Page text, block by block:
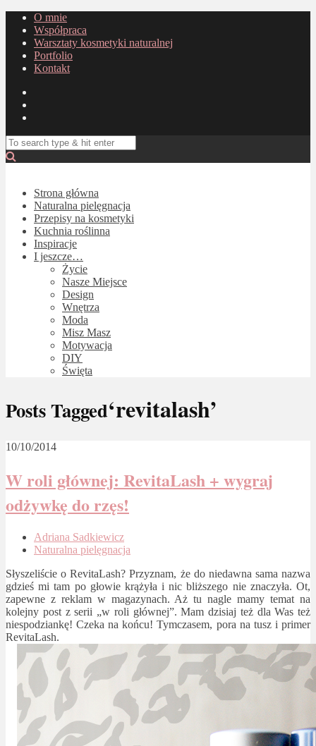
O mnie
Współpraca
Warsztaty kosmetyki naturalnej
Portfolio
Kontakt
Strona główna
Naturalna pielęgnacja
Przepisy na kosmetyki
Kuchnia roślinna
Inspiracje
I jeszcze…
Życie
Nasze Miejsce
Design
Wnętrza
Moda
Misz Masz
Motywacja
DIY
Święta
Posts Tagged‘revitalash’
10/10/2014
W roli głównej: RevitaLash + wygraj
odżywkę do rzęs!
Adriana Sadkiewicz
Naturalna pielęgnacja
Słyszeliście o RevitaLash? Przyznam, że do niedawna sama nazwa
gdzieś mi tam po głowie krążyła i nic bliższego nie znaczyła. Ot,
zapewne z reklam w magazynach. Aż tu nagle mamy temat na
kolejny post z serii „w roli głównej”. Mam dzisiaj też dla Was też
niespodziankę! Czeka na końcu! Tymczasem, pora na tusz i primer
RevitaLash.